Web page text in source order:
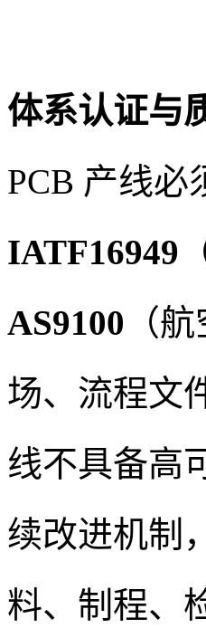
体系认证与
PCB 产线必
IATF16949
AS9100 （
场、流程文
线不具备高
续改进机制
料、制程、